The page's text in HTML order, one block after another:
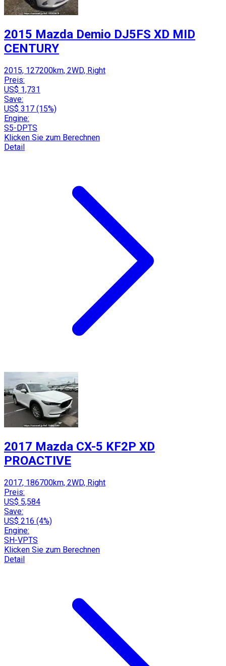
2015 Mazda Demio DJ5FS XD MID
CENTURY
2015, 127200km, 2WD, Right
Preis:
US$ 1,731
Save:
US$ 317 (15%)
Engine:
S5-DPTS
Klicken Sie zum Berechnen
Detail
2017 Mazda CX-5 KF2P XD
PROACTIVE
2017, 186700km, 2WD, Right
Preis:
US$ 5,584
Save:
US$ 216 (4%)
Engine:
SH-VPTS
Klicken Sie zum Berechnen
Detail